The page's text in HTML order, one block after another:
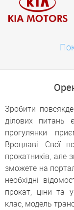
Зробити
ділових питань
прогулянки
Вроцлаві. Свої
прокатників, але
зможете на
необхідні
прокат, ціни та
клас, модель